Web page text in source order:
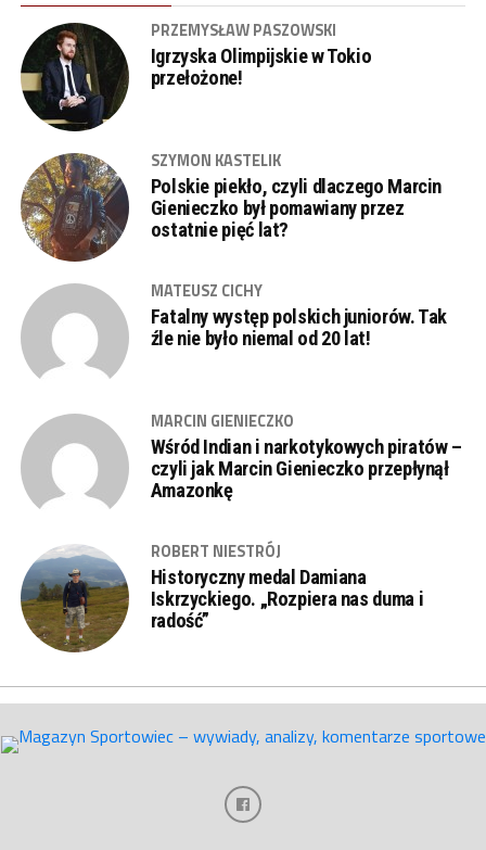
PRZEMYSŁAW PASZOWSKI
Igrzyska Olimpijskie w Tokio
przełożone!
SZYMON KASTELIK
Polskie piekło, czyli dlaczego Marcin
Gienieczko był pomawiany przez
ostatnie pięć lat?
MATEUSZ CICHY
Fatalny występ polskich juniorów. Tak
źle nie było niemal od 20 lat!
MARCIN GIENIECZKO
Wśród Indian i narkotykowych piratów –
czyli jak Marcin Gienieczko przepłynął
Amazonkę
ROBERT NIESTRÓJ
Historyczny medal Damiana
Iskrzyckiego. „Rozpiera nas duma i
radość”